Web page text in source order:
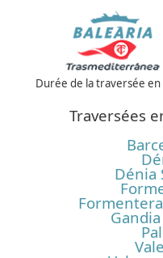
Durée de la traversée
Traversées
Dénia